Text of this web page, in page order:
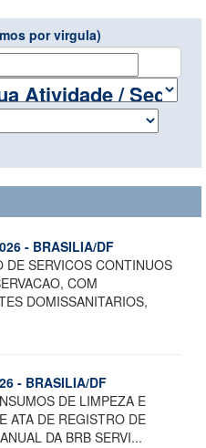
por virgula)
- BRASILIA/DF
SERVICOS CONTINUOS
COM
DOMISSANITARIOS,
- BRASILIA/DF
DE LIMPEZA E
ATA DE REGISTRO DE
DA BRB SERVI...